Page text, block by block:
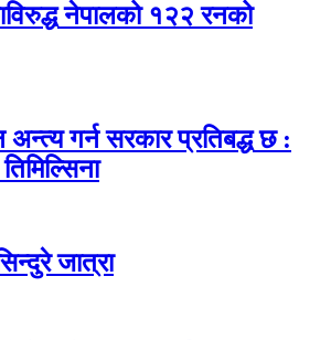
नेपालको १२२ रनको
गर्न सरकार प्रतिबद्ध छ :
जात्रा